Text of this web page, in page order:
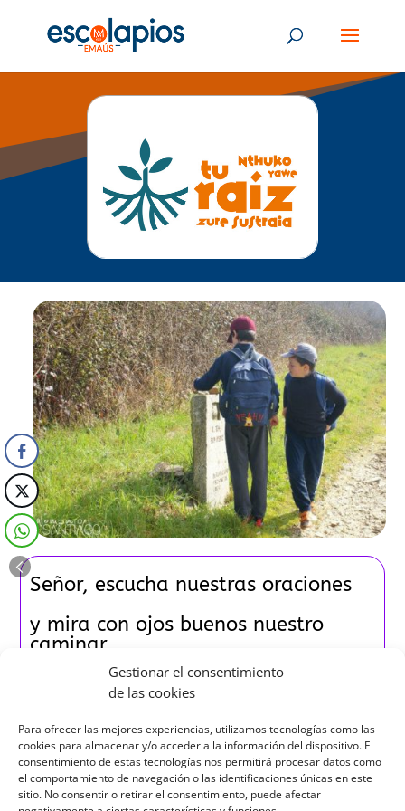
Gestionar el consentimiento
de las cookies
Para ofrecer las mejores experiencias, utilizamos tecnologías como las
cookies para almacenar y/o acceder a la información del dispositivo. El
consentimiento de estas tecnologías nos permitirá procesar datos como
el comportamiento de navegación o las identificaciones únicas en este
sitio. No consentir o retirar el consentimiento, puede afectar
Señor, escucha nuestras oraciones
y mira con ojos buenos nuestro
caminar,
alienta nuestra marcha y sé nuestro
compañero,
que el andar sea para nosotros
alegría
y el llegar a la meta, salvación.